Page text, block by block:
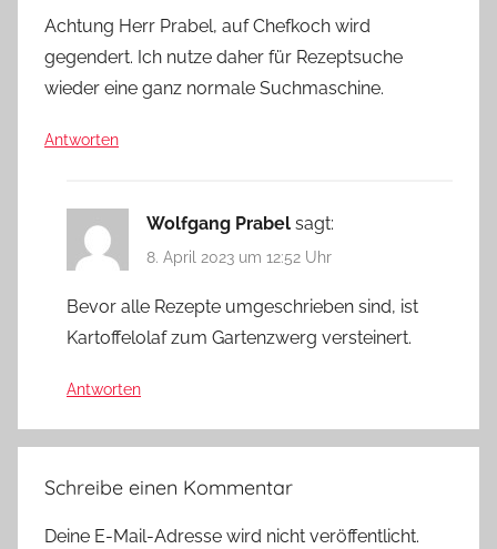
Achtung Herr Prabel, auf Chefkoch wird
gegendert. Ich nutze daher für Rezeptsuche
wieder eine ganz normale Suchmaschine.
Antworten
Wolfgang Prabel sagt:
8. April 2023 um 12:52 Uhr
Bevor alle Rezepte umgeschrieben sind, ist
Kartoffelolaf zum Gartenzwerg versteinert.
Antworten
Schreibe einen Kommentar
Deine E-Mail-Adresse wird nicht veröffentlicht.